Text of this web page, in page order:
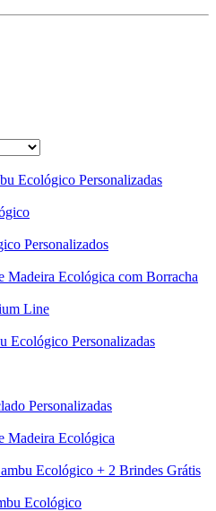
Ecológico Personalizadas
Personalizados
Madeira Ecológica com Borracha
Line
Ecológico Personalizadas
Personalizadas
Madeira Ecológica
Ecológico + 2 Brindes Grátis
Ecológico